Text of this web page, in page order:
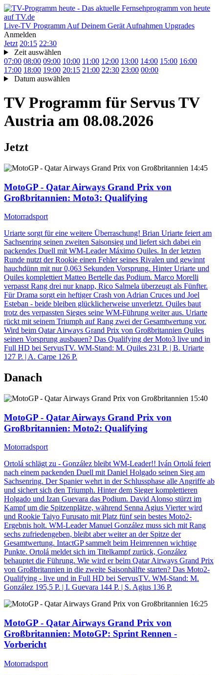
Live-TV Programm Auf Deinem Gerät Aufnahmen Upgrades
Anmelden
Jetzt 20:15 22:30
Zeit auswählen
07:00 08:00 09:00 10:00 11:00 12:00 13:00 14:00 15:00 16:00
17:00 18:00 19:00 20:15 21:00 22:30 23:00 00:00
Datum auswählen
TV Programm für Servus TV
Austria am 08.08.2026
Jetzt
14:45
MotoGP - Qatar Airways Grand Prix von
Großbritannien: Moto3: Qualifying
Motorradsport
Uriarte sorgt für eine weitere Überraschung! Brian Uriarte feiert am
Sachsenring seinen zweiten Saisonsieg und liefert sich dabei ein
packendes Duell mit WM-Leader Máximo Quiles. In der letzten
Runde nutzt der Rookie einen Fehler seines Rivalen und gewinnt
hauchdünn mit nur 0,063 Sekunden Vorsprung. Hinter Uriarte und
Quiles komplettiert Matteo Bertelle das Podium. Marco Morelli
verpasst Rang drei nur knapp, Rico Salmela überzeugt als Fünfter.
Für Drama sorgt ein heftiger Crash von Adrian Cruces und Joel
Esteban - beide bleiben glücklicherweise unverletzt. Quiles baut
trotz des verpassten Sieges seine WM-Führung weiter aus. Uriarte
rückt mit seinem Triumph auf Rang zwei der Gesamtwertung vor.
Wird beim Qatar Airways Grand Prix von Großbritannien Quiles
seinen Vorsprung ausbauen? Das Qualifying der Moto3 live und in
Full HD bei ServusTV. WM-Stand: M. Quiles 231 P. | B. Uriarte
127 P. | A. Carpe 126 P.
Danach
15:40
MotoGP - Qatar Airways Grand Prix von
Großbritannien: Moto2: Qualifying
Motorradsport
Ortolá schlägt zu - González bleibt WM-Leader!! Iván Ortolá feiert
nach einem packenden Duell mit Daniel Holgado seinen Sieg am
Sachsenring. Der Spanier wehrt in der Schlussphase alle Angriffe ab
und sichert sich den Triumph. Hinter dem Sieger komplettieren
Holgado und Izan Guevara das Podium. David Alonso stürzt im
Kampf um die Spitzenplätze, während Senna Agius Vierter wird
und Rookie Taiyo Furusato mit Platz fünf sein bestes Moto2-
Ergebnis holt. WM-Leader Manuel González muss sich mit Rang
sechs zufriedengeben, bleibt aber weiter an der Spitze der
Gesamtwertung. IntactGP sammelt beim Heimrennen wichtige
Punkte. Ortolá meldet sich im Titelkampf zurück, González
behauptet die Führung. Wie wird er beim Qatar Airways Grand Prix
von Großbritannien in die zweite Saisonhälfte starten? Das Moto2-
Qualifying - live und in Full HD bei ServusTV. WM-Stand: M.
González 195,5 P. | I. Guevara 144 P. | S. Agius 136 P.
16:25
MotoGP - Qatar Airways Grand Prix von
Großbritannien: MotoGP: Sprint Rennen -
Vorbericht
Motorradsport